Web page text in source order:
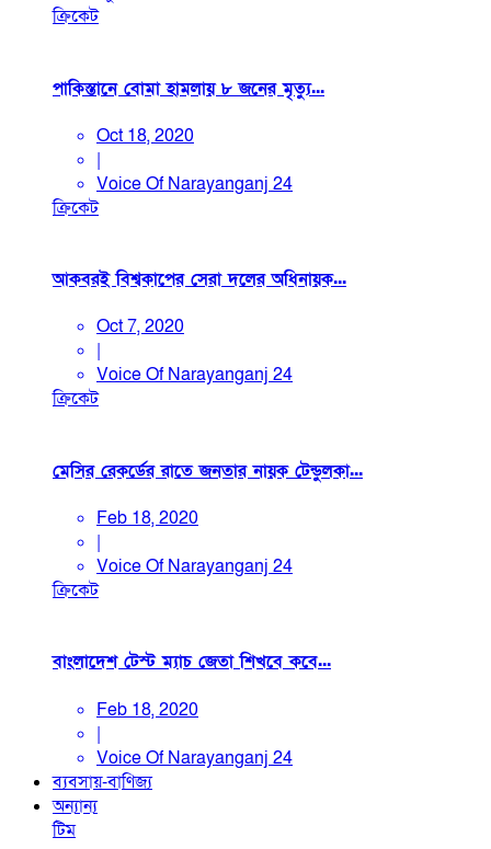
ক্রিকেট
পাকিস্তানে বোমা হামলায় ৮ জনের মৃত্যু...
Oct 18, 2020
|
Voice Of Narayanganj 24
ক্রিকেট
আকবরই বিশ্বকাপের সেরা দলের অধিনায়ক...
Oct 7, 2020
|
Voice Of Narayanganj 24
ক্রিকেট
মেসির রেকর্ডের রাতে জনতার নায়ক টেন্ডুলকা...
Feb 18, 2020
|
Voice Of Narayanganj 24
ক্রিকেট
বাংলাদেশ টেস্ট ম্যাচ জেতা শিখবে কবে...
Feb 18, 2020
|
Voice Of Narayanganj 24
ব্যবসায়-বাণিজ্য
অন্যান্য
টিম